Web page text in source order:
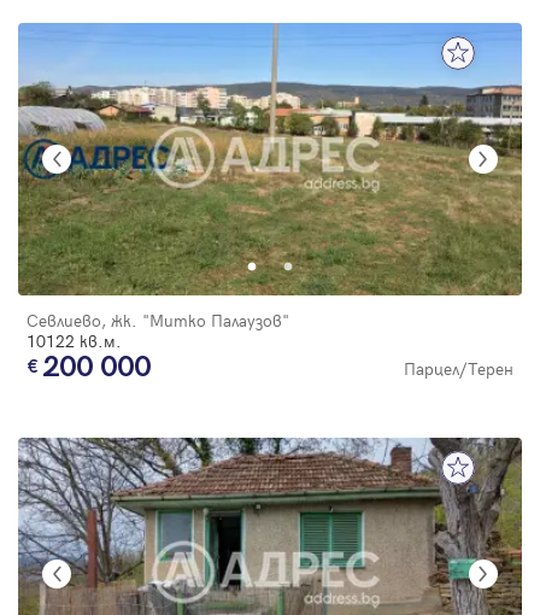
Севлиево, жк. "Митко Палаузов"
10122 кв.м.
200 000 Парцел/Терен